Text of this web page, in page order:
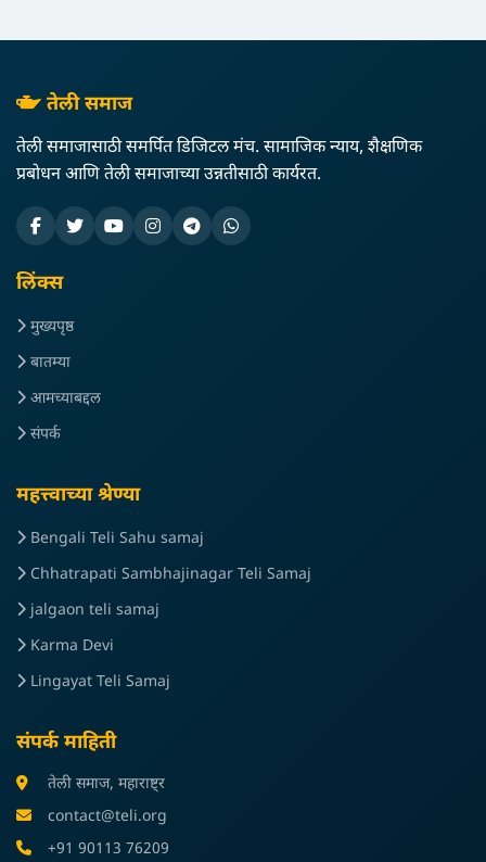
तेली समाज
तेली समाजासाठी समर्पित डिजिटल मंच. सामाजिक न्याय, शैक्षणिक
प्रबोधन आणि तेली समाजाच्या उन्नतीसाठी कार्यरत.
लिंक्स
मुख्यपृष्ठ
बातम्या
आमच्याबद्दल
संपर्क
महत्त्वाच्या श्रेण्या
Bengali Teli Sahu samaj
Chhatrapati Sambhajinagar Teli Samaj
jalgaon teli samaj
Karma Devi
Lingayat Teli Samaj
संपर्क माहिती
तेली समाज, महाराष्ट्र
contact@teli.org
+91 90113 76209